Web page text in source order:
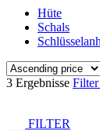
Hüte
Schals
3 Ergebnisse Filter
FILTER